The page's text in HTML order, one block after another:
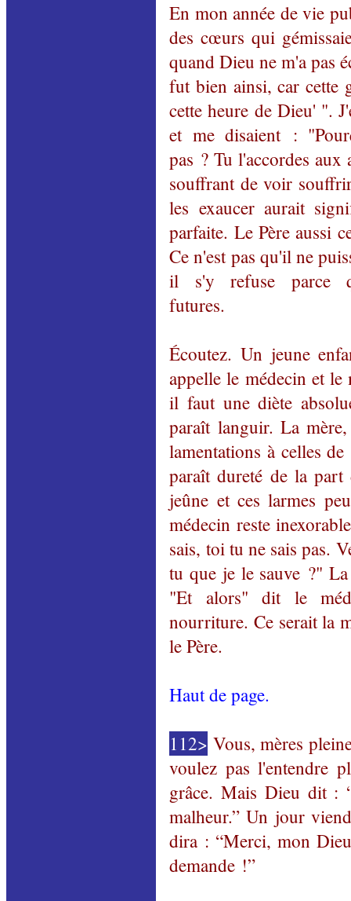
En mon année de vie
des cœurs qui
quand Dieu ne m'a pas
fut bien ainsi, car cette
cette heure de Dieu' ".
et me disaient :
pas ? Tu l'accordes
souffrant de voir
les exaucer aurait
parfaite. Le Père aussi
Ce n'est pas qu'il ne
il s'y refuse parce
futures.
Écoutez. Un jeune
appelle le médecin et
il faut une diète
paraît languir. La
lamentations à celles
paraît dureté de la
jeûne et ces larmes
médecin reste
sais, toi tu ne sais pas.
tu que je le sauve ?"
"Et alors" dit le
nourriture. Ce serait la
le Père.
Haut de page.
112> Vous, mères
voulez pas l'entendre
grâce.Mais Dieu dit :
malheur.” Un jour
dira : “Merci, mon
demande !”